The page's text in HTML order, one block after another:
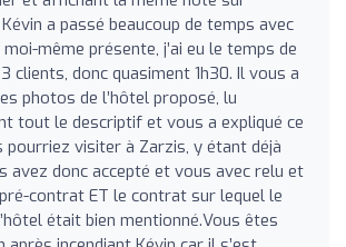
a passé beaucoup de temps avec
même présente, j’ai eu le temps de
clients, donc quasiment 1h30. Il vous a
photos de l’hôtel proposé, lu
tout le descriptif et vous a expliqué ce
pourriez visiter à Zarzis, y étant déjà
avez donc accepté et vous avec relu et
contrat ET le contrat sur lequel le
était bien mentionné.Vous êtes